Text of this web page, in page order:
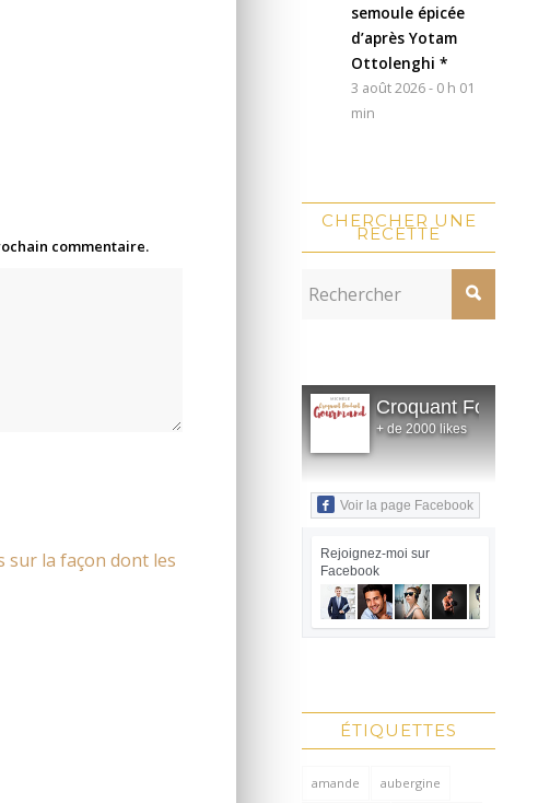
commentaire.
sur la façon dont les
semoule épicée
d’après Yotam
Ottolenghi *
3 août 2026 - 0 h 01
min
CHERCHER UNE
RECETTE
Croquant Fondant
+ de 2000 likes
Voir la page Facebook
Rejoignez-moi sur
Facebook
ÉTIQUETTES
amande aubergine